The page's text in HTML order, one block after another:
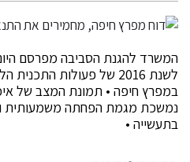
המשרד להגנת הסביבה מפרסם
לשנת 2016 של פעולות
במפרץ חיפה • תמונת המצב של
נמשכת מגמת הפחתה משמעותית
בתעשייה •